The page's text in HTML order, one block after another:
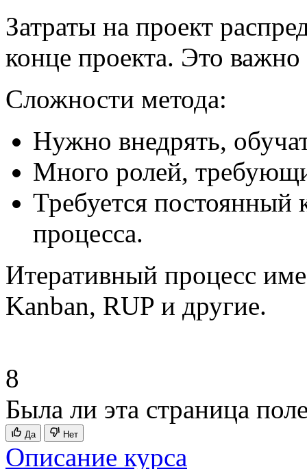
Затраты на проект
конце проекта. Это важно
Сложности метода:
Нужно внедрять,
Много ролей,
Требуется постоянный
процесса.
Итеративный процесс
Kanban, RUP и другие.
8
Была ли эта страница
Да Нет
Описание курса